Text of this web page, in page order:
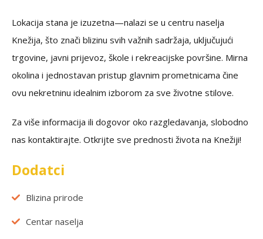
Lokacija stana je izuzetna—nalazi se u centru naselja
Knežija, što znači blizinu svih važnih sadržaja, uključujući
trgovine, javni prijevoz, škole i rekreacijske površine. Mirna
okolina i jednostavan pristup glavnim prometnicama čine
ovu nekretninu idealnim izborom za sve životne stilove.
Za više informacija ili dogovor oko razgledavanja, slobodno
nas kontaktirajte. Otkrijte sve prednosti života na Knežiji!
Dodatci
Blizina prirode
Centar naselja